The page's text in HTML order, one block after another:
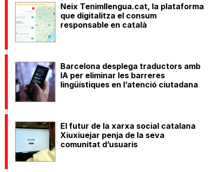
Neix Tenimllengua.cat, la plataforma
que digitalitza el consum
responsable en català
Barcelona desplega traductors amb
IA per eliminar les barreres
lingüístiques en l’atenció ciutadana
El futur de la xarxa social catalana
Xiuxiuejar penja de la seva
comunitat d’usuaris